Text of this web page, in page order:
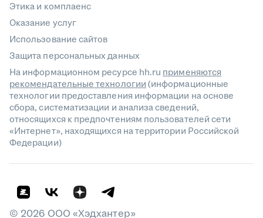
Этика и комплаенс
Оказание услуг
Использование сайтов
Защита персональных данных
На информационном ресурсе hh.ru применяются
рекомендательные технологии(информационные
технологии предоставления информации на основе
сбора, систематизации и анализа сведений,
относящихся к предпочтениям пользователей сети
«Интернет», находящихся на территории Российской
Федерации)
© 2026 ООО «Хэдхантер»